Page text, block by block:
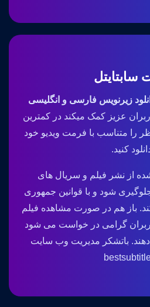
سابتایتل
زیرنویس فارسی و انگلیسی
عزیز کمک میکند در کمترین
را متناسب با فرمت ویدیو خود
کنید.
از نشر فیلم و سریال های
شود و با قوانین جمهوری
باز هم در صورت مشاهده فیلم
گرامی در خواست می شود
باتشکر مدیریت وب سایت